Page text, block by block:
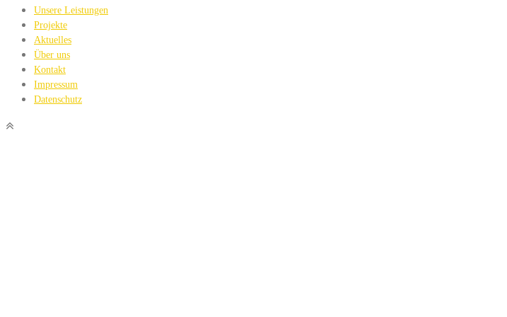
Unsere Leistungen
Projekte
Aktuelles
Über uns
Kontakt
Impressum
Datenschutz